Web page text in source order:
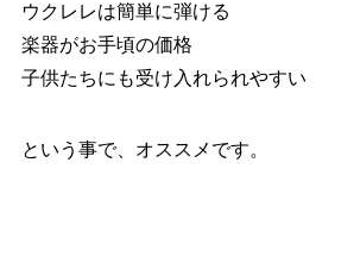
ウクレレは簡単に弾ける
楽器がお手頃の価格
子供たちにも受け入れられやすい
という事で、オススメです。